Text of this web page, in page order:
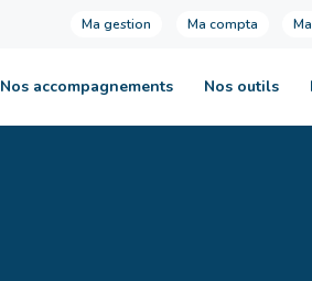
Ma gestion Ma compta
Nos accompagnements Nos outils